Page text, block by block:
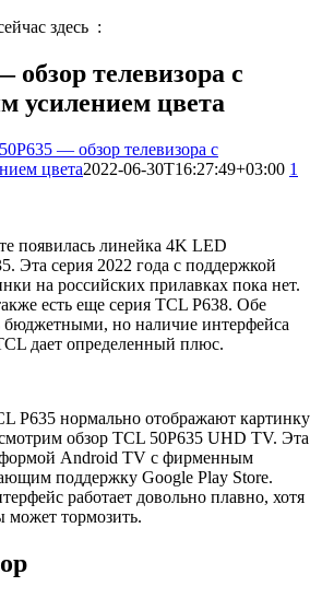
здесь :
телевизора с
усилением цвета
— обзор телевизора с
цвета2022-06-30T16:27:49+03:00 1
появилась линейка 4K LED
Эта серия 2022 года с поддержкой
на российских прилавках пока нет.
есть еще серия TCL P638. Обе
бюджетными, но наличие интерфейса
дает определенный плюс.
P635 нормально отображают картинку
обзор TCL 50P635 UHD TV. Эта
Android TV с фирменным
поддержку Google Play Store.
работает довольно плавно, хотя
может тормозить.